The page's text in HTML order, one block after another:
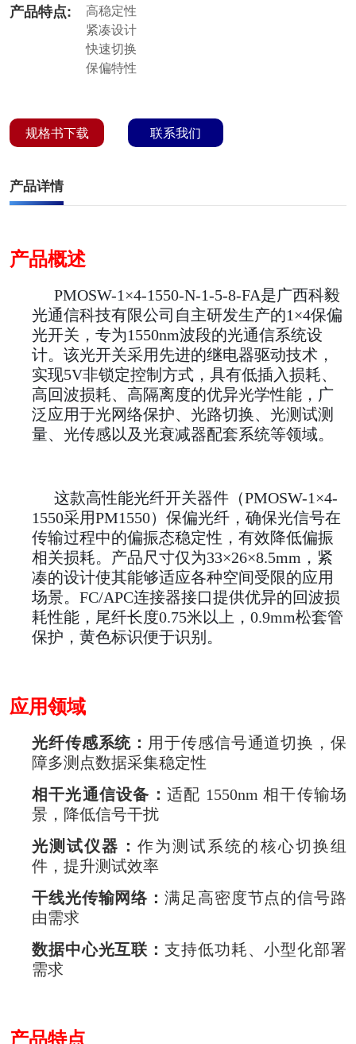
产品特点:
高稳定性
紧凑设计
快速切换
保偏特性
规格书下载 联系我们
产品详情
产品概述
PMOSW-1×4-1550-N-1-5-8-FA是广西科毅
光通信科技有限公司自主研发生产的1×4保偏
光开关，专为1550nm波段的光通信系统设
计。该光开关采用先进的继电器驱动技术，
实现5V非锁定控制方式，具有低插入损耗、
高回波损耗、高隔离度的优异光学性能，广
泛应用于光网络保护、光路切换、光测试测
量、光传感以及光衰减器配套系统等领域。
这款高性能光纤开关器件（PMOSW-1×4-
1550采用PM1550）保偏光纤，确保光信号在
传输过程中的偏振态稳定性，有效降低偏振
相关损耗。产品尺寸仅为33×26×8.5mm，紧
凑的设计使其能够适应各种空间受限的应用
场景。FC/APC连接器接口提供优异的回波损
耗性能，尾纤长度0.75米以上，0.9mm松套管
保护，黄色标识便于识别。
应用领域
光纤传感系统： 用于传感信号通道切换，保
障多测点数据采集稳定性
相干光通信设备： 适配 1550nm 相干传输场
景，降低信号干扰
光测试仪器： 作为测试系统的核心切换组
件，提升测试效率
干线光传输网络：满足高密度节点的信号路
由需求
数据中心光互联：支持低功耗、小型化部署
需求
产品特点